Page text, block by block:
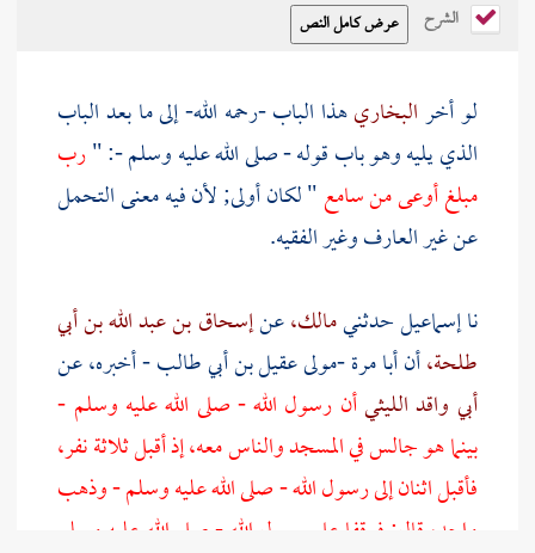
الشرح
لو أخرالبخاريهذا الباب -رحمه الله- إلى ما بعد الباب
الذي يليه وهو باب قوله - صلى الله عليه وسلم -: "رب
مبلغ أوعى من سامع" لكان أولى; لأن فيه معنى التحمل
عن غير العارف وغير الفقيه.
ناإسماعيلحدثنيمالك،عنإسحاق بن عبد الله بن أبي
طلحة،أنأبا مرة -مولى عقيل بن أبي طالب- أخبره، عن
أبي واقد الليثيأن رسول الله - صلى الله عليه وسلم -
بينما هو جالس في المسجد والناس معه، إذ أقبل ثلاثة نفر،
فأقبل اثنان إلى رسول الله - صلى الله عليه وسلم - وذهب
واحد، قال: فوقفا على رسول الله - صلى الله عليه وسلم